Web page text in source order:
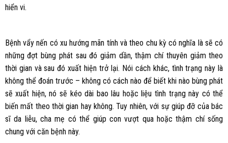
hiển vi.
Bệnh vẩy nến có xu hướng mãn tính và theo chu kỳ có nghĩa là sẽ có
những đợt bùng phát sau đó giảm dần, thậm chí thuyên giảm theo
thời gian và sau đó xuất hiện trở lại. Nói cách khác, tình trạng này là
không thể đoán trước – không có cách nào để biết khi nào bùng phát
sẽ xuất hiện, nó sẽ kéo dài bao lâu hoặc liệu tình trạng này có thể
biến mất theo thời gian hay không. Tuy nhiên, với sự giúp đỡ của bác
sĩ da liễu, cha mẹ có thể giúp con vượt qua hoặc thậm chí sống
chung với căn bệnh này.